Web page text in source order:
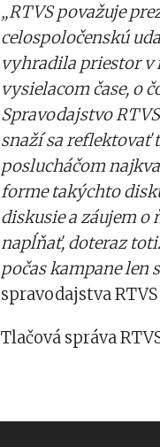
„RTVS považuje
celospoločenskú
vyhradila priestor v
vysielacom čase, o
Spravodajstvo
snaží sa reflektovať
poslucháčom
forme takýchto
diskusie a záujem o
napĺňať, doteraz
počas kampane len
spravodajstva
Tlačová správa